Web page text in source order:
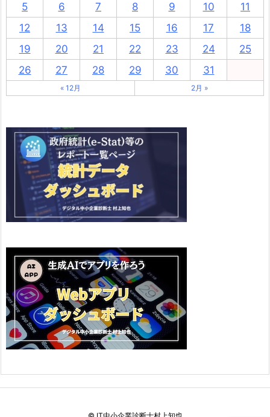
5
6 7 8 9 10
11
12
13 14 15 16 17
18
19
20 21 22 23 24
25
26
27 28 29 30 31
« 12月 2月 »